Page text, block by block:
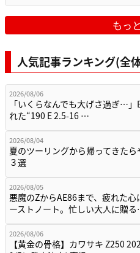
もっ
人気記事ランキング(全
2026/08/06
「いくらなんでも大げさ過ぎ…」
れた“190 E 2.5-16 …
2026/08/04
夏のツーリングから帰ってきたら
３選
2026/08/05
悪魔のZからAE86まで、疲れた心
ーストノート。忙しい大人に贈
2026/08/06
【黄金の骨格】カワサキ Z250